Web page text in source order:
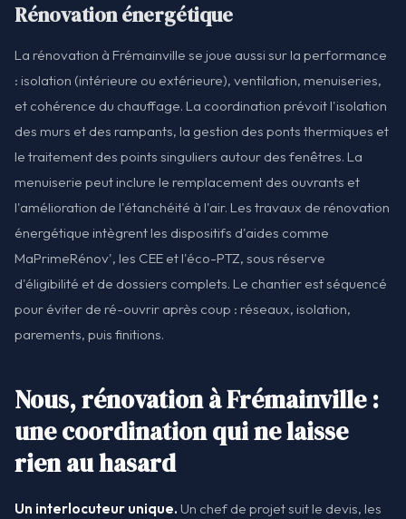
Rénovation énergétique
La rénovation à Frémainville se joue aussi sur la performance
: isolation (intérieure ou extérieure), ventilation, menuiseries,
et cohérence du chauffage. La coordination prévoit l'isolation
des murs et des rampants, la gestion des ponts thermiques et
le traitement des points singuliers autour des fenêtres. La
menuiserie peut inclure le remplacement des ouvrants et
l'amélioration de l'étanchéité à l'air. Les travaux de rénovation
énergétique intègrent les dispositifs d'aides comme
MaPrimeRénov', les CEE et l'éco-PTZ, sous réserve
d'éligibilité et de dossiers complets. Le chantier est séquencé
pour éviter de ré-ouvrir après coup : réseaux, isolation,
parements, puis finitions.
Nous, rénovation à Frémainville :
une coordination qui ne laisse
rien au hasard
Un interlocuteur unique. Un chef de projet suit le devis, les